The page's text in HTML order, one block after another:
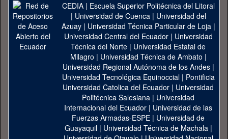
CEDIA| Escuela Superior Politécnica del Litoral
| Universidad de Cuenca| Universidad del
Azuay| Universidad Técnica Particular de Loja|
Universidad Central del Ecuador| Universidad
Técnica del Norte | Universidad Estatal de
Milagro | Universidad Técnica de Ambato |
Universidad Regional Autónoma de los Andes|
Universidad Tecnológica Equinoccial| Pontificia
Universidad Catolica del Ecuador | Universidad
Politécnica Salesiana | Universidad
Internacional del Ecuador | Universidad de las
Fuerzas Armadas-ESPE | Universidad de
Guayaquil| Universidad Técnica de Machala|